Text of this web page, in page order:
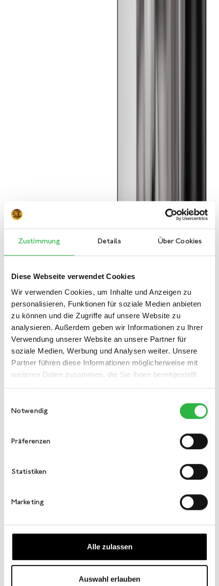
Zustimmung Details Über Cookies
Diese Webseite verwendet Cookies
Wir verwenden Cookies, um Inhalte und Anzeigen zu
personalisieren, Funktionen für soziale Medien anbieten
zu können und die Zugriffe auf unsere Website zu
analysieren. Außerdem geben wir Informationen zu Ihrer
Verwendung unserer Website an unsere Partner für
soziale Medien, Werbung und Analysen weiter. Unsere
Partner führen diese Informationen möglicherweise mit
weiteren Daten zusammen, die Sie ihnen bereitgestellt
haben oder die sie im Rahmen Ihrer Nutzung der Dienste
Notwendig
Präferenzen
Statistiken
Marketing
Alle zulassen
Auswahl erlauben